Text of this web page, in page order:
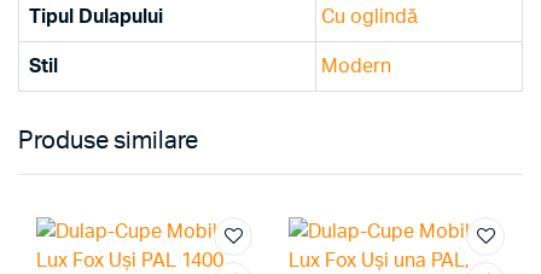
Tipul Dulapului Cu oglindă
Stil Modern
Produse similare